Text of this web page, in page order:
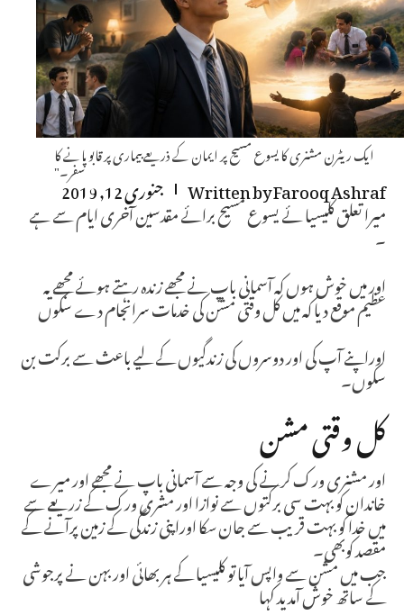
ایک ریٹرن مشنری کا یسوع مسیح پر ایمان کے ذریعے بیماری پر قابو پانے کا
سفر۔" Written byFarooq Ashraf جنوری 12, 2019
میرا تعلق کلیسیا ئے یسوع مسیح برائے مقدسین آخری ایام سے ہے
۔
اور میں خوش ہوں کہ آسمانی باپ نے مجھے زندہ رہتے ہوئے مجھے یہ
عظیم موقع دیا کہ میں کل وقتی مشن کی خدمات سرانجام دے سکوں
اوراپنے آپ کی اور دوسروں کی زندگیوں کے لیے باعث سے برکت بن
سکوں۔
کل وقتی مشن
اور مشنری ورک کرنے کی وجہ سے آسمانی باپ نے مجھے اور میرے
خاندان کو بہت سی برکتوں سے نوازا اور مشری ورک کے زریعے سے
میں خدا کو بہت قریب سے جان سکا اوراپنی زندگی کے زمین پرآنے کے
مقصد کوبھی۔
جب میں مشن سے واپس آیا تو کلیسیا کے ہر بھائی اور بہن نے پرجوشی
کے ساتھ خوش آمدید کہا